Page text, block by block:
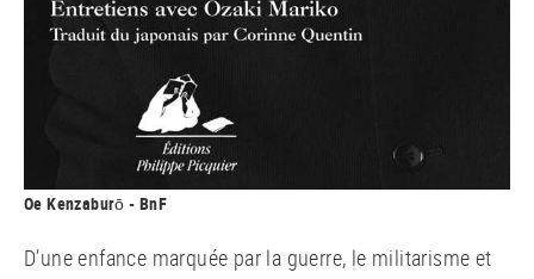
Oe Kenzaburō - BnF
D’une enfance marquée par la guerre, le militarisme et